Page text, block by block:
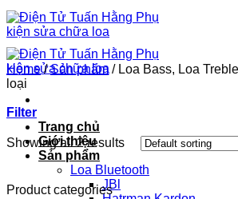
Chuyển
đến
nội
dung
Trang chủ
Giới thiệu
Sản phẩm
Loa Bluetooth
JBl
Home / Sản phẩm /Loa Bass, Loa
loại
Filter
Showing all 2 results
Product categories